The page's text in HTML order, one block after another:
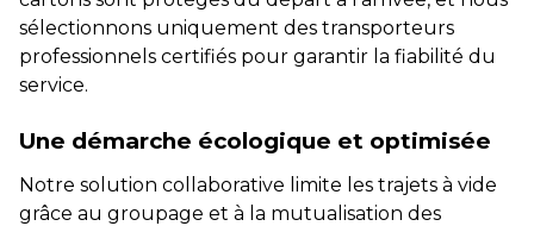
sélectionnons uniquement des transporteurs
professionnels certifiés pour garantir la fiabilité du
service.
Une démarche écologique et optimisée
Notre solution collaborative limite les trajets à vide
grâce au groupage et à la mutualisation des